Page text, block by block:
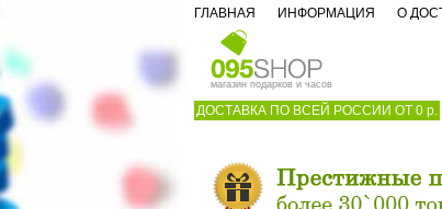
магазин подарков и часов
ДОСТАВКА ПО ВСЕЙ РОССИИ ОТ 0 р.
ГЛАВНАЯ ИНФОРМАЦИЯ О